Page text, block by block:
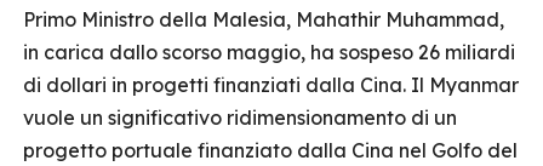
Primo Ministro della Malesia, Mahathir Muhammad,
in carica dallo scorso maggio, ha sospeso 26 miliardi
di dollari in progetti finanziati dalla Cina. Il Myanmar
vuole un significativo ridimensionamento di un
progetto portuale finanziato dalla Cina nel Golfo del